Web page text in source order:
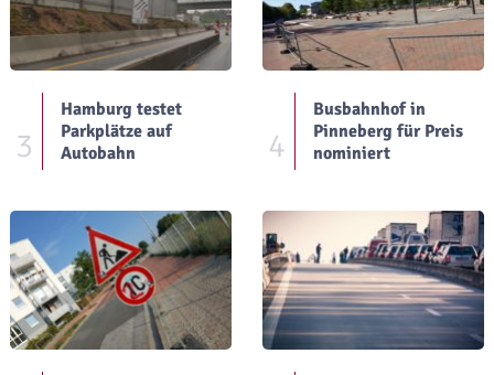
3
Hamburg testet
Parkplätze auf
Autobahn
4
Busbahnhof in
Pinneberg für Preis
nominiert